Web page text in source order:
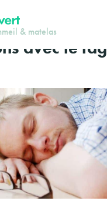
& matelas
avec le tag